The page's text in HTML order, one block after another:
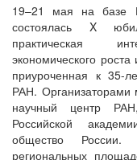
19–21 мая на базе
состоялась X
практическая
экономического роста
приуроченная к 35-
РАН. Организаторами
научный центр
Российской
общество
региональных